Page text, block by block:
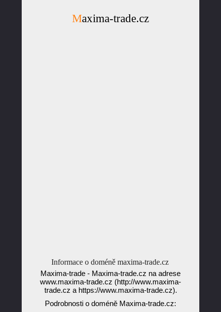
Maxima-trade.cz
Informace o doméně maxima-trade.cz
Maxima-trade - Maxima-trade.cz na adrese
www.maxima-trade.cz (http://www.maxima-
trade.cz a https://www.maxima-trade.cz).
Podrobnosti o doméně Maxima-trade.cz: